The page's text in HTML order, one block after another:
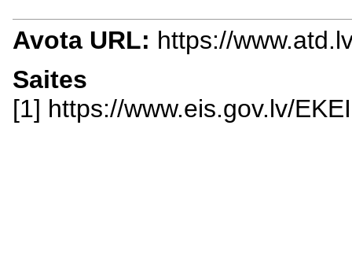
Avota URL: https://
Saites
[1] https://www.eis.gov.lv/